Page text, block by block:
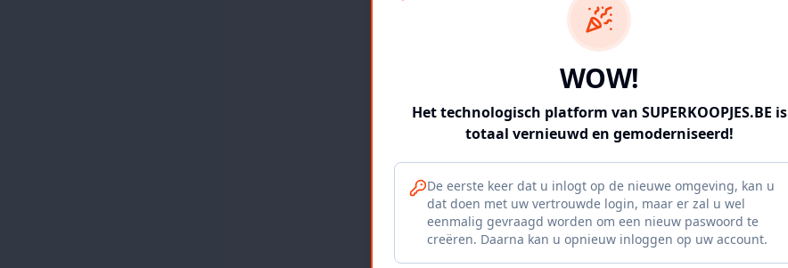
404
WOW!
Het technologisch platform van SUPERKOOPJES.BE is
totaal vernieuwd en gemoderniseerd!
De eerste keer dat u inlogt op de nieuwe omgeving, kan u
dat doen met uw vertrouwde login, maar er zal u wel
eenmalig gevraagd worden om een nieuw paswoord te
creëren. Daarna kan u opnieuw inloggen op uw account.